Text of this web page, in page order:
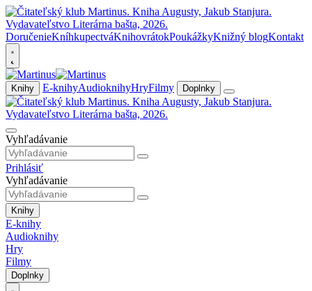
DoručenieKníhkupectváKnihovrátokPoukážkyKnižný blogKontakt
Knihy E-knihyAudioknihyHryFilmy Doplnky
Vyhľadávanie
Prihlásiť
Vyhľadávanie
Knihy
E-knihy
Audioknihy
Hry
Filmy
Doplnky